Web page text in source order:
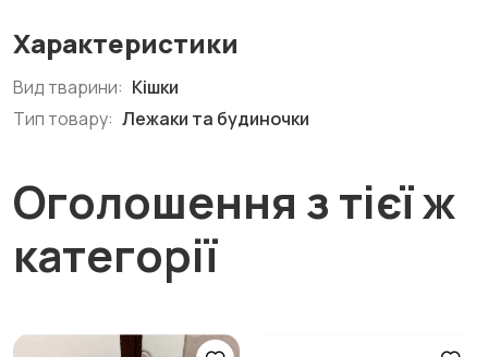
Характеристики
Вид тварини: Кішки
Тип товару: Лежаки та будиночки
Оголошення з тієї ж
категорії